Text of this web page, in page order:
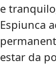
e
Espiunca
estar da